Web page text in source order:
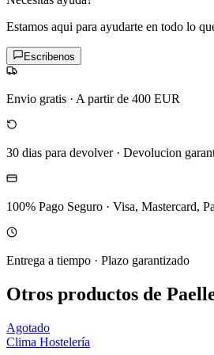
Estamos aqui para ayudarte en todo lo
Escribenos
Envio gratis · A partir de 400 EUR
30 dias para devolver· Devolucion
100% Pago Seguro · Visa, Mastercard,
Entrega a tiempo · Plazo garantizado
Otros productos de
Agotado
Clima Hostelería